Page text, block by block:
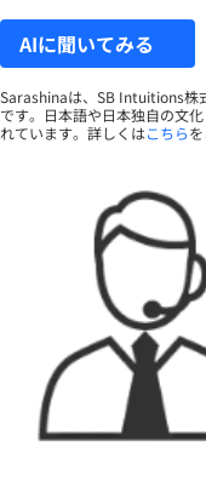
AIに聞いてみる
Sarashinaは、SB Intuitions株
です。日本語や日本独自の文
れています。詳しくはこちら